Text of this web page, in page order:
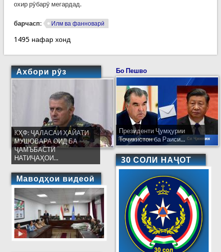
охир рӯбарӯ мегардад.
барчасп: Илм ва фанноварӣ
1495 нафар хонд
Ахбори рӯз
КҲФ: ҶАЛАСАИ ҲАЙАТИ
МУШОВАРА ОИД БА
ҶАМЪБАСТИ
НАТИҶАҲОИ...
Маводҳои видеоӣ
Бо Пешво
Президенти Ҷумҳурии
Тоҷикистон ба Раиси...
30 СОЛИ НАҶОТ